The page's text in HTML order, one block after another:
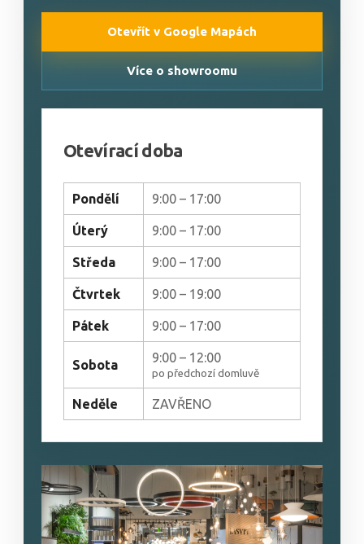
Otevřít v Google Mapách
Více o showroomu
Otevírací doba
Pondělí 9:00 – 17:00
Úterý 9:00 – 17:00
Středa 9:00 – 17:00
Čtvrtek 9:00 – 19:00
Pátek 9:00 – 17:00
Sobota 9:00 – 12:00
po předchozí domluvě
Neděle ZAVŘENO